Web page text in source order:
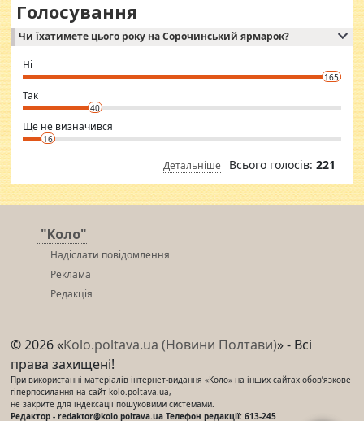
woman "Love Solitaire" beautiful figure and shapely body shapes.
Independent escort in Mumbai, truthful, friendly and cheerful girl.
WhatsApp via an easily can see the latest pictures of her body and the
want to meet new people. Sakshi Mirchandani health and figure
conscious in order to keep yourself fit and regularly go to the health
club.
⇒ sakshimirchandani.com
Голосування
Чи їхатимете цього року на Сорочинський ярмарок?
Ні
165
Так
40
Ще не визначився
16
Детальніше Всього голосів: 221
"Коло"
Надіслати повідомлення
Реклама
Редакція
© 2026 «Kolo.poltava.ua (Новини Полтави)» - Всі
права захищені!
При використанні матеріалів інтернет-видання «Коло» на інших сайтах обов’язкове
гіперпосилання на сайт kolo.poltava.ua,
не закрите для індексації пошуковими системами.
Редактор - redaktor@kolo.poltava.ua Телефон редакції: 613-245